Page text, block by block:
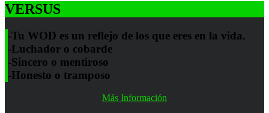
VERSUS
-Tu WOD es un reflejo de los que eres en la vida.
-Luchador o cobarde
-Sincero o mentiroso
-Honesto o tramposo
Más Información